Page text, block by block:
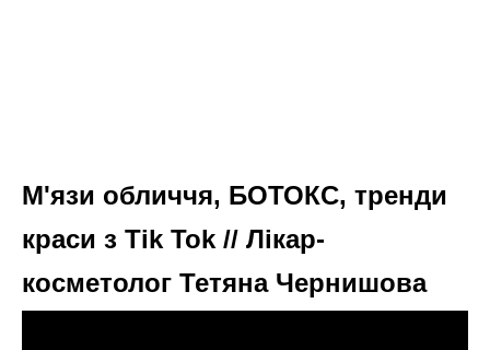
М'язи обличчя, БОТОКС, тренди
краси з Tik Tok // Лікар-
косметолог Тетяна Чернишова